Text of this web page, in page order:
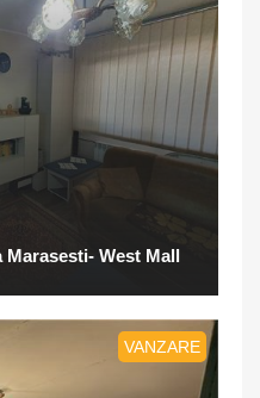
Marasesti- West Mall
VANZARE